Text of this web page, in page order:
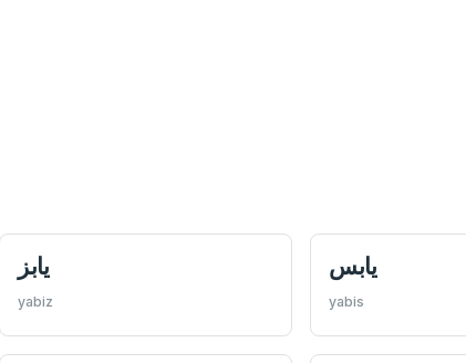
يابز
yabiz
يابس
yabis